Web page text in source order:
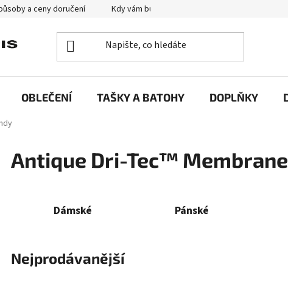
a ceny doručení Kdy vám bude zboží doručené?
OBLEČENÍ TAŠKY A BATOHY DOPLŇKY
Antique Dri-Tec™
Dámské Pánské
Nejprodávanější